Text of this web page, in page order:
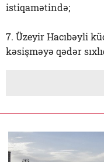
istiqamətində;
7. Üzeyir Hacıbəyli
kəsişməyə qədər